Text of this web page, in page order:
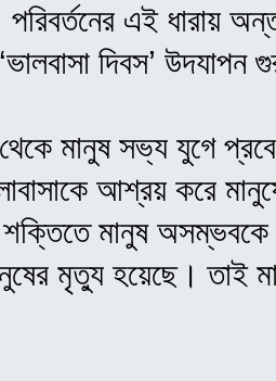
এই ধারায়
‘ভালবাসা দিবস’
মানুষ সভ্য যুগে
আশ্রয় করে
শক্তিতে মানুষ
মৃত্যু হয়েছে। তাই